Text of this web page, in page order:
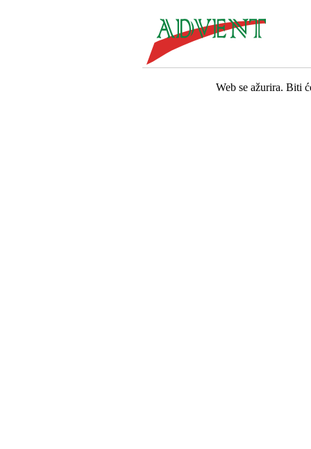
Web se ažurira. Biti